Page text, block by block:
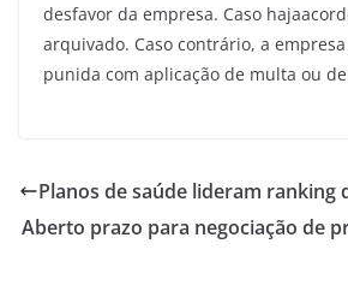
desfavor da empresa. Caso
arquivado. Caso contrário, a
punida com aplicação de multa ou
Planos de saúde lideram ranking
Aberto prazo para negociação de